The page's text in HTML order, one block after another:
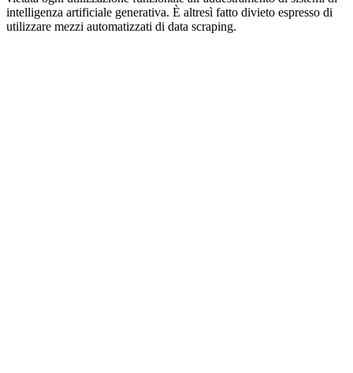
intelligenza artificiale generativa. È altresì fatto divieto espresso di
utilizzare mezzi automatizzati di data scraping.